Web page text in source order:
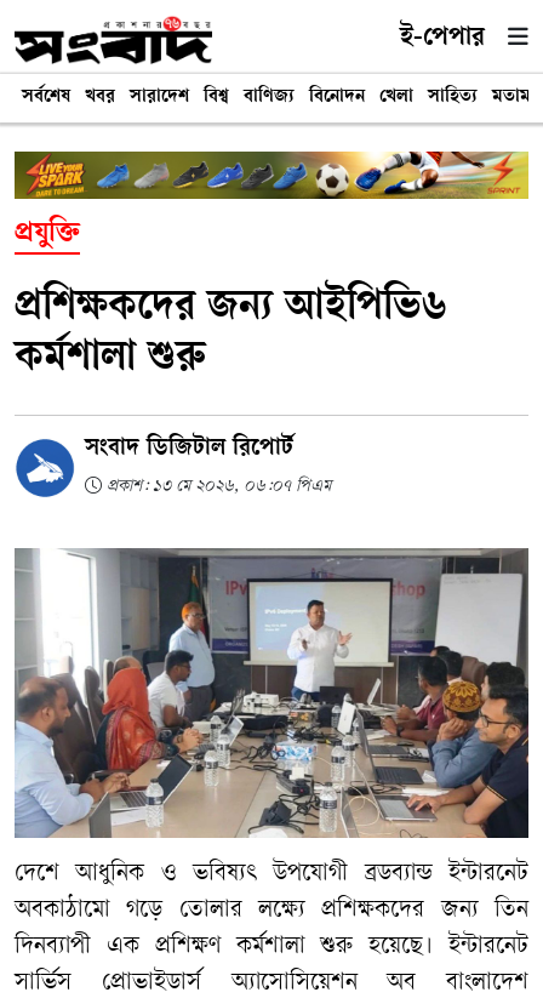
ই-পেপার
সর্বশেষ খবর সারাদেশ বিশ্ব বাণিজ্য বিনোদন খেলা সাহিত্য মতামত
প্রযুক্তি
প্রশিক্ষকদের জন্য আইপিভি৬
কর্মশালা শুরু
সংবাদ ডিজিটাল রিপোর্ট
প্রকাশ: ১৩ মে ২০২৬, ০৬:০৭ পিএম
দেশে আধুনিক ও ভবিষ্যৎ উপযোগী ব্রডব্যান্ড ইন্টারনেট
অবকাঠামো গড়ে তোলার লক্ষ্যে প্রশিক্ষকদের জন্য তিন
দিনব্যাপী এক প্রশিক্ষণ কর্মশালা শুরু হয়েছে। ইন্টারনেট
সার্ভিস প্রোভাইডার্স অ্যাসোসিয়েশন অব বাংলাদেশ